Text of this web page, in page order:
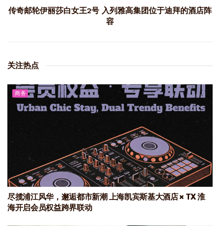
传奇邮轮伊丽莎白女王2号 入列雅高集团位于迪拜的酒店阵
容
关注热点
商务
尽揽浦江风华，邂逅都市新潮 上海凯宾斯基大酒店 × TX 淮
海开启会员权益跨界联动